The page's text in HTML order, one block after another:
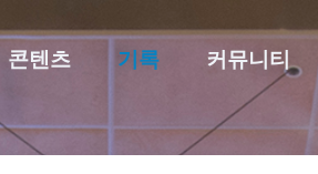
콘텐츠 기록 커뮤니티